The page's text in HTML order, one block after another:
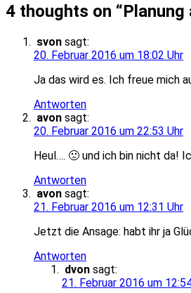
4 thoughts on “
svon sagt:
20. Februar 2016 um 18:02 Uhr
Ja das wird es. Ich freue mich
Antworten
avon sagt:
20. Februar 2016 um 22:53 Uhr
Heul…. 🙁 und ich bin nicht da!
Antworten
avon sagt:
21. Februar 2016 um 12:31 Uhr
Jetzt die Ansage: habt ihr ja
Antworten
dvon sagt:
21. Februar 2016 um